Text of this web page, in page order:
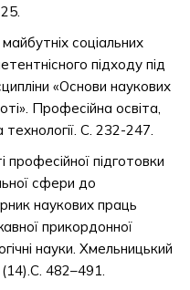
соціальних
підходу під
«Основи наукових
Професійна освіта,
С. 232-247.
підготовки
сфери до
наукових праць
прикордонної
науки. Хмельницький
482–491.